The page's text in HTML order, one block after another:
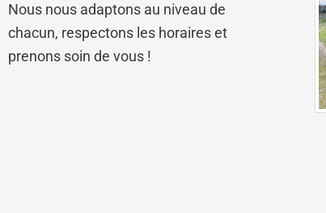
Nous nous adaptons au niveau de
chacun, respectons les horaires et
prenons soin de vous !